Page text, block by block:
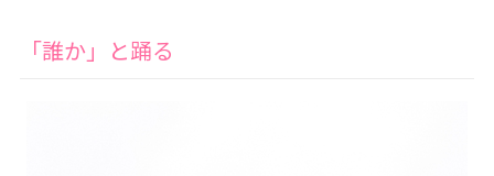
「誰か」と踊る